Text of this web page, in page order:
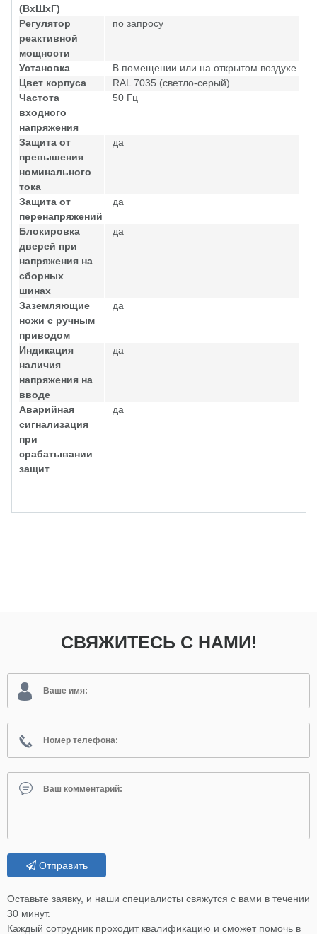
(ВхШхГ)
Регулятор
реактивной
мощности
по запросу
Установка
В помещении или на открытом воздухе
Цвет корпуса
RAL 7035 (светло-серый)
Частота
входного
напряжения
50 Гц
Защита от
превышения
номинального
тока
да
Защита от
перенапряжений
да
Блокировка
дверей при
напряжения на
сборных
шинах
да
Заземляющие
ножи с ручным
приводом
да
Индикация
наличия
напряжения на
вводе
да
Аварийная
сигнализация
при
срабатывании
защит
да
СВЯЖИТЕСЬ С НАМИ!
Отправить
Оставьте заявку, и наши специалисты свяжутся с вами в течении
30 минут.
Каждый сотрудник проходит квалификацию и сможет помочь в